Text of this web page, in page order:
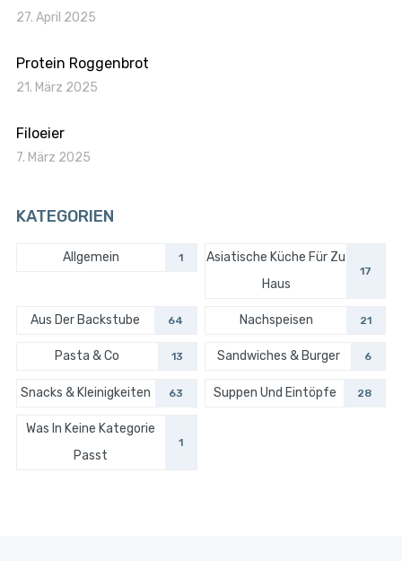
27. April 2025
Protein Roggenbrot
21. März 2025
Filoeier
7. März 2025
KATEGORIEN
Allgemein 1
Asiatische Küche Für Zu
Haus
17
Aus Der Backstube 64 Nachspeisen 21
Pasta & Co 13 Sandwiches & Burger 6
Snacks & Kleinigkeiten 63 Suppen Und Eintöpfe 28
Was In Keine Kategorie
Passt
1